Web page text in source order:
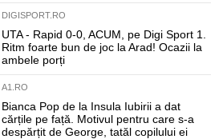
DIGISPORT.RO
UTA - Rapid 0-0, ACUM, pe Digi Sport 1.
Ritm foarte bun de joc la Arad! Ocazii la
ambele porți
A1.RO
Bianca Pop de la Insula Iubirii a dat
cărțile pe față. Motivul pentru care s-a
despărțit de George, tatăl copilului ei